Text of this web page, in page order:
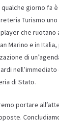
giorno fa
Turismo
che ruotano
Marino e in
di
nell’immediato
di Stato.
portare